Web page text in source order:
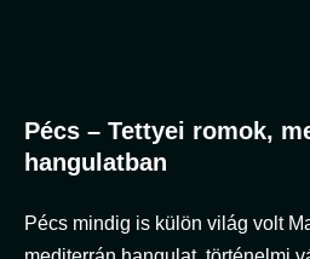
Pécs – Tettyei romok,
hangulatban
Pécs mindig is külön világ volt